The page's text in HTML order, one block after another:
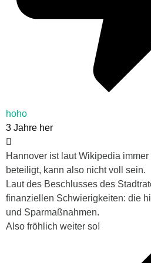
hoho
3 Jahre her
Hannover ist laut Wikipedia
beteiligt, kann also nicht voll sein.
Laut des Beschlusses des
finanziellen Schwierigkeiten: die
und Sparmaßnahmen.
Also fröhlich weiter so!